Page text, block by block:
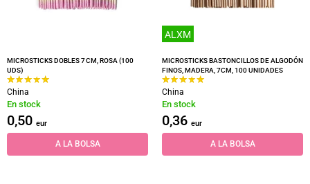
MICROSTICKS DOBLES 7 CM, ROSA (100
UDS)
China
En stock
0,50 eur
A LA BOLSA
ALXM
MICROSTICKS BASTONCILLOS DE ALGODÓN
FINOS, MADERA, 7CM, 100 UNIDADES
China
En stock
0,36 eur
A LA BOLSA